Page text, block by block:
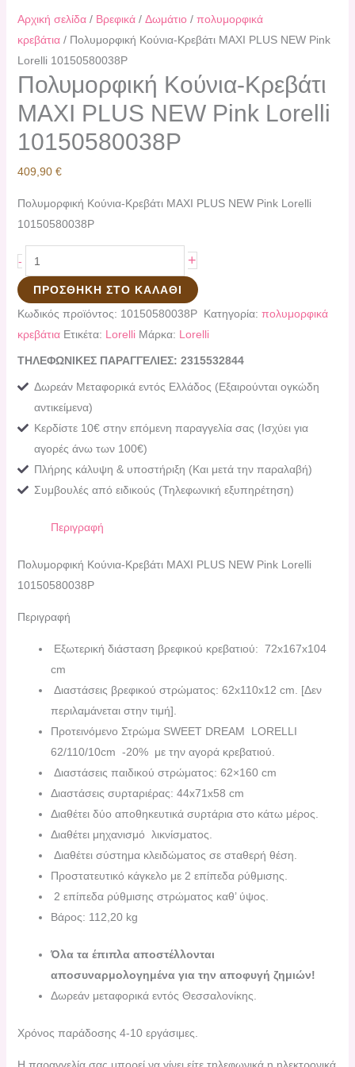
Αρχική σελίδα/ Βρεφικά/ Δωμάτιο/ πολυμορφικά
κρεβάτια/ Πολυμορφική Κούνια-Κρεβάτι MAXI PLUS NEW Pink
Lorelli 10150580038P
Πολυμορφική Κούνια-Κρεβάτι
MAXI PLUS NEW Pink Lorelli
10150580038P
409,90 €
Πολυμορφική Κούνια-Κρεβάτι MAXI PLUS NEW Pink Lorelli
10150580038P
- +
ΠΡΟΣΘΉΚΗ ΣΤΟ ΚΑΛΆΘΙ
Κωδικός προϊόντος: 10150580038P Κατηγορία: πολυμορφικά
κρεβάτια Ετικέτα: Lorelli Μάρκα: Lorelli
ΤΗΛΕΦΩΝΙΚΕΣ ΠΑΡΑΓΓΕΛΙΕΣ: 2315532844
Δωρεάν Μεταφορικά εντός Ελλάδος (Εξαιρούνται ογκώδη
αντικείμενα)
Κερδίστε 10€ στην επόμενη παραγγελία σας (Ισχύει για
αγορές άνω των 100€)
Πλήρης κάλυψη & υποστήριξη (Και μετά την παραλαβή)
Συμβουλές από ειδικούς (Τηλεφωνική εξυπηρέτηση)
Περιγραφή
Πολυμορφική Κούνια-Κρεβάτι MAXI PLUS NEW Pink Lorelli
10150580038P
Περιγραφή
Εξωτερική διάσταση βρεφικού κρεβατιού: 72x167x104
cm
Διαστάσεις βρεφικού στρώματος: 62x110x12 cm. [Δεν
περιλαμάνεται στην τιμή].
Προτεινόμενο Στρώμα SWEET DREAM LORELLI
62/110/10cm -20% με την αγορά κρεβατιού.
Διαστάσεις παιδικού στρώματος: 62×160 cm
Διαστάσεις συρταριέρας: 44x71x58 cm
Διαθέτει δύο αποθηκευτικά συρτάρια στο κάτω μέρος.
Διαθέτει μηχανισμό λικνίσματος.
Διαθέτει σύστημα κλειδώματος σε σταθερή θέση.
Προστατευτικό κάγκελο με 2 επίπεδα ρύθμισης.
2 επίπεδα ρύθμισης στρώματος καθ’ ύψος.
Βάρος: 112,20 kg
Όλα τα έπιπλα αποστέλλονται
αποσυναρμολογημένα για την αποφυγή ζημιών!
Δωρεάν μεταφορικά εντός Θεσσαλονίκης.
Χρόνος παράδοσης 4-10 εργάσιμες.